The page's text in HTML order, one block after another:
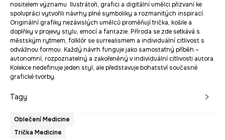
nositelem významu. Ilustrátoři, grafici a digitální umělci přizvaní ke
spolupráci vytvořili návrhy plné symboliky a rozmanitých inspirací.
Originální grafiky nezávislých umělců proměňují trička, košile a
doplňky v projevy stylu, emocí a fantazie. Příroda se zde setkává s
městským rytmem, folklór se surrealismem a individuální citlivost s
odvážnou formou. Každý návrh funguje jako samostatný příběh –
autonomní, rozpoznatelný a zakořeněný v individuální citlivosti autora.
Kolekce nedefinuje jeden styl, ale představuje bohatství současné
grafické tvorby.
Tagy
Oblečení Medicine
Trička Medicine